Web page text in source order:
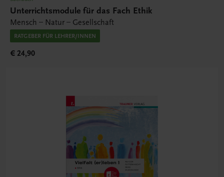
Unterrichtsmodule für das Fach Ethik
Mensch – Natur – Gesellschaft
RATGEBER FÜR LEHRER/INNEN
€ 24,90